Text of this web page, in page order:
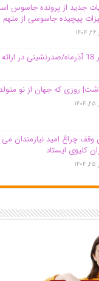
جدید از پرونده جاسوس
پیچیده جاسوسی از متهم
روزی که جهان از نو
وقف چراغ امید نیازمندان
کلیوی ایستاد